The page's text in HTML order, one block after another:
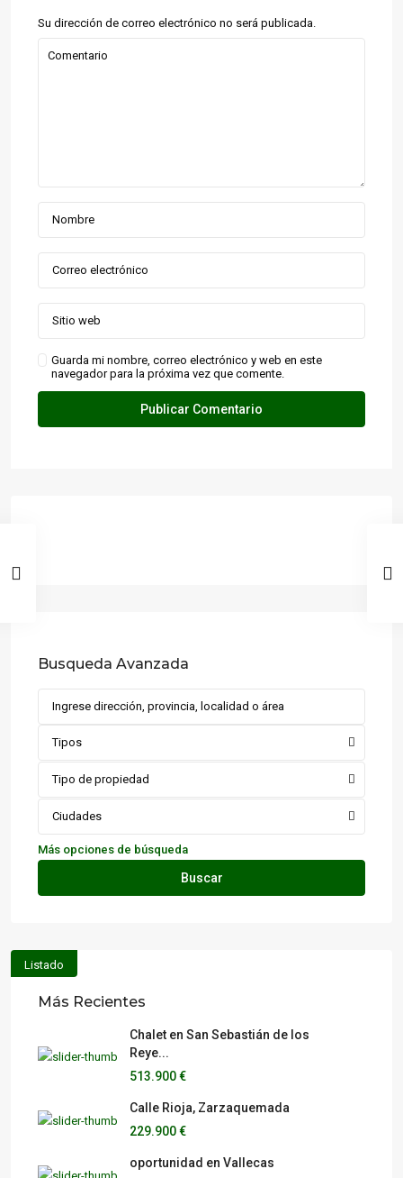
Su dirección de correo electrónico no será publicada.
Guarda mi nombre, correo electrónico y web en este
navegador para la próxima vez que comente.
Busqueda Avanzada
Tipos
Tipo de propiedad
Ciudades
Más opciones de búsqueda
Buscar
Listado
Más Recientes
Chalet en San Sebastián de los
Reye...
513.900 €
Calle Rioja, Zarzaquemada
229.900 €
oportunidad en Vallecas